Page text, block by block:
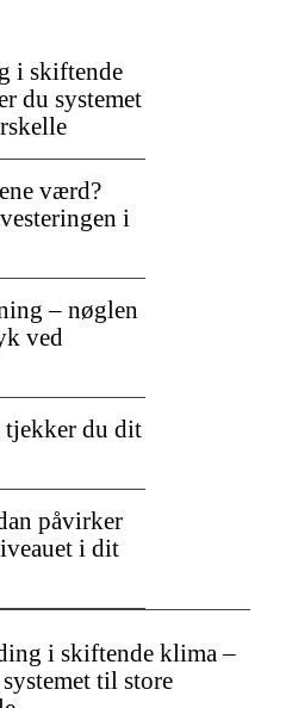
i skiftende klima –
til store
i skiftende
du systemet
værd?
i
– nøglen
ved
tjekker du dit
påvirker
i dit